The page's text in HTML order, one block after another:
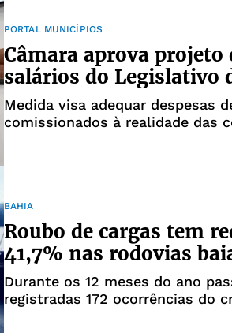
PORTAL MUNICÍPIOS
Câmara aprova projeto
salários do Legislativo
Medida visa adequar despesas
comissionados à realidade das
BAHIA
Roubo de cargas tem
41,7% nas rodovias
Durante os 12 meses do ano
registradas 172 ocorrências do